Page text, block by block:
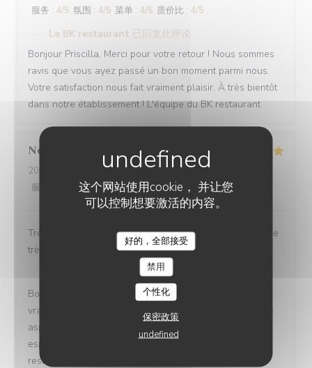
这个网站使用cookie， 并让您
可以控制想要激活的内容。
好的，全部接受
禁用
个性化
保密政策
undefined
服务 : 4/5 氛围 : 4/5 菜单 : 4/5 质价比 : 4/5
Le BK restaurant 已回复此评论
Bonjour Priscilla, Merci pour votre retour ! Nous sommes
ravis que vous ayez passé un bon moment parmi nous.
Votre satisfaction nous fait vraiment plaisir. À très bientôt
dans notre établissement ! L'équipe du BK restaurant
Nesrine
2026-08-02
- 15:00 - 来宾 2
服务
氛围:5/5 菜单:5/5 质价比 /5
Très beau restaurant avec une ambiance féerique et une
très bonne bouffe
已回复此评论
Bonjour Nesrine, Merci pour ce retour qui nous fait
vraiment plaisir ! Savoir que vous avez apprécié chaque
aspect de votre visite nous réjouit sincèrement. Nous
espérons vous revoir très bientôt ! L'équipe du BK
restaurant
LE BK RESTAURANT